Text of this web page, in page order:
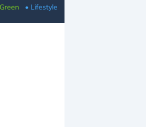
• Lifestyle